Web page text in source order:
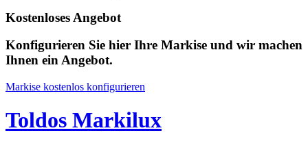
Kostenloses Angebot
Konfigurieren Sie hier Ihre Markise und wir machen
Ihnen ein Angebot.
Markise kostenlos konfigurieren
Toldos Markilux